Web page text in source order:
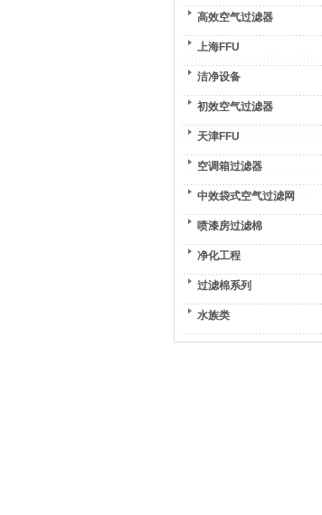
高效空气过滤器
上海FFU
洁净设备
初效空气过滤器
天津FFU
空调箱过滤器
中效袋式空气过滤网
喷漆房过滤棉
净化工程
过滤棉系列
水族类